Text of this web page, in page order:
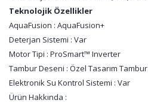
Teknolojik Özellikler
AquaFusion : AquaFusion+
Deterjan Sistemi : Var
Motor Tipi : ProSmart™ Inverter
Tambur Deseni : Özel Tasarım
Elektronik Su Kontrol Sistemi : Var
Ürün Hakkında :